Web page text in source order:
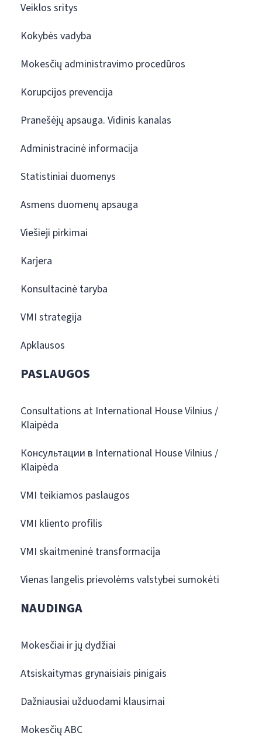
Veiklos sritys
Kokybės vadyba
Mokesčių administravimo procedūros
Korupcijos prevencija
Pranešėjų apsauga. Vidinis kanalas
Administracinė informacija
Statistiniai duomenys
Asmens duomenų apsauga
Viešieji pirkimai
Karjera
Konsultacinė taryba
VMI strategija
Apklausos
PASLAUGOS
Consultations at International House Vilnius /
Klaipėda
Консультации в International House Vilnius /
Klaipėda
VMI teikiamos paslaugos
VMI kliento profilis
VMI skaitmeninė transformacija
Vienas langelis prievolėms valstybei sumokėti
NAUDINGA
Mokesčiai ir jų dydžiai
Atsiskaitymas grynaisiais pinigais
Dažniausiai užduodami klausimai
Mokesčių ABC